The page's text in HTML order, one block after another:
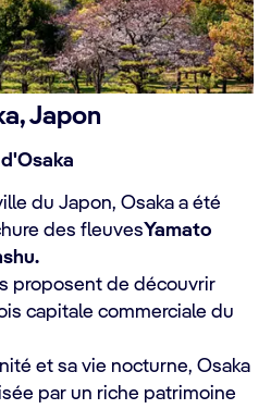
Japon
du Japon, Osaka a été
des fleuvesYamato
proposent de découvrir
capitale commerciale du
et sa vie nocturne, Osaka
par un riche patrimoine